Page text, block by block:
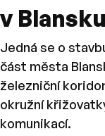
v Blansku
Jedná se o
část města
železniční
okružní
komunikací.